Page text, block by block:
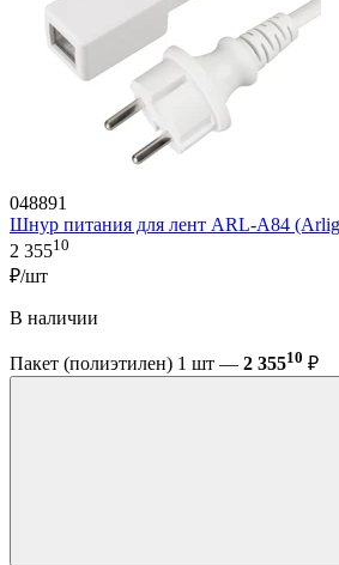
048891
Шнур питания для лент ARL-A84
2 35510
₽/шт
В наличии
Пакет (полиэтилен) 1 шт — 2 35510 ₽